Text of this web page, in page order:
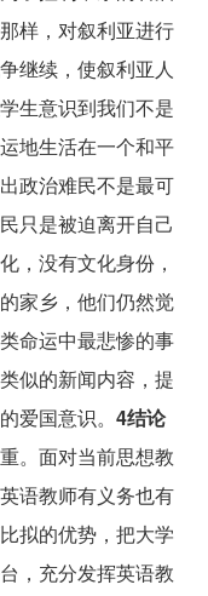
样，对叙利亚进行
继续，使叙利亚人
生意识到我们不是
地生活在一个和平
政治难民不是最可
只是被迫离开自己
，没有文化身份，
家乡，他们仍然觉
命运中最悲惨的事
似的新闻内容，提
爱国意识。 4结论
。面对当前思想教
语教师有义务也有
拟的优势，把大学
，充分发挥英语教